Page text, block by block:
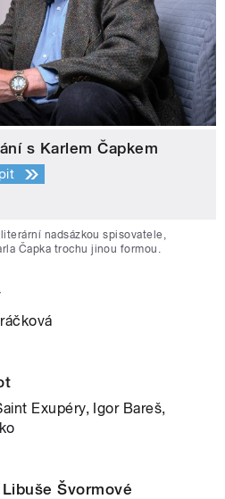
s Karlem Čapkem
nadsázkou spisovatele,
Čapka trochu jinou formou.
Exupéry, Igor Bareš,
Švormové